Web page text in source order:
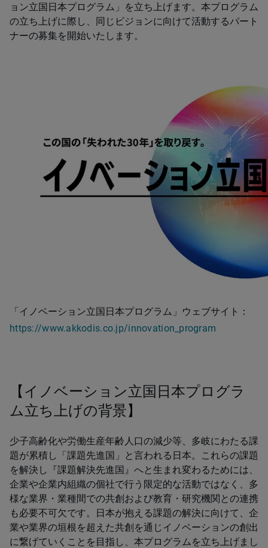
ョン立国日本プログラム」を立ち上げます。本プログラム
の立ち上げに際し、同じビジョンに向けて活動するパート
ナーの募集を開始いたします。
「イノベーション立国日本プログラム」ウェブサイト：
https://www.akkodis.co.jp/innovation_program
【イノベーション立国日本プログラ
ム立ち上げの背景】
少子高齢化や労働生産年齢人口の減少等、多岐にわたる課
題が累積し「課題先進国」と言われる日本。これらの課題
を解決し『課題解決先進国』へと生まれ変わるためには、
企業や企業内組織の個社で行う限定的な活動ではなく、多
様な業界・業種間での共創および教育・研究機関との連携
も必要不可欠です。日本が抱える課題の解決に向けて、企
業や業界の垣根を超えた共創を通じイノベーションの創出
に繋げていくことを目指し、本プログラムを立ち上げまし